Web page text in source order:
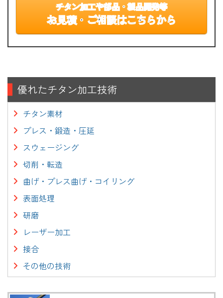
チタン加工や部品・製品開発等
お見積・ご相談はこちらから
優れたチタン加工技術
チタン素材
プレス・鍛造・圧延
スウェージング
切削・転造
曲げ・プレス曲げ・コイリング
表面処理
研磨
レーザー加工
接合
その他の技術